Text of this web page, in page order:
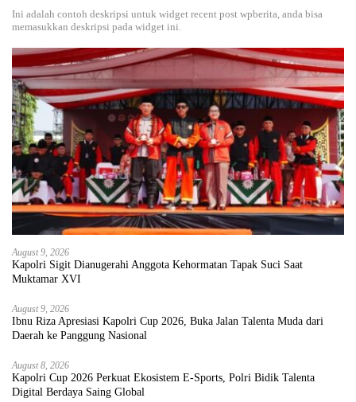
Ini adalah contoh deskripsi untuk widget recent post wpberita, anda bisa
memasukkan deskripsi pada widget ini.
August 9, 2026
Kapolri Sigit Dianugerahi Anggota Kehormatan Tapak Suci Saat
Muktamar XVI
August 9, 2026
Ibnu Riza Apresiasi Kapolri Cup 2026, Buka Jalan Talenta Muda dari
Daerah ke Panggung Nasional
August 8, 2026
Kapolri Cup 2026 Perkuat Ekosistem E-Sports, Polri Bidik Talenta
Digital Berdaya Saing Global